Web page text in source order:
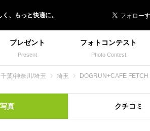
、 もっと快適に。
プレゼント
Present
フォトコンテスト
Photo Contest
千葉/神奈川/埼玉 埼玉 DOGRUN+CAFE FETCH
写真 クチコミ